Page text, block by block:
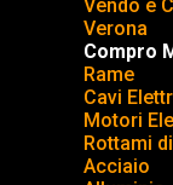
Vendo e
Verona
Compro
Rame
Cavi
Motori
Rottami
Acciaio